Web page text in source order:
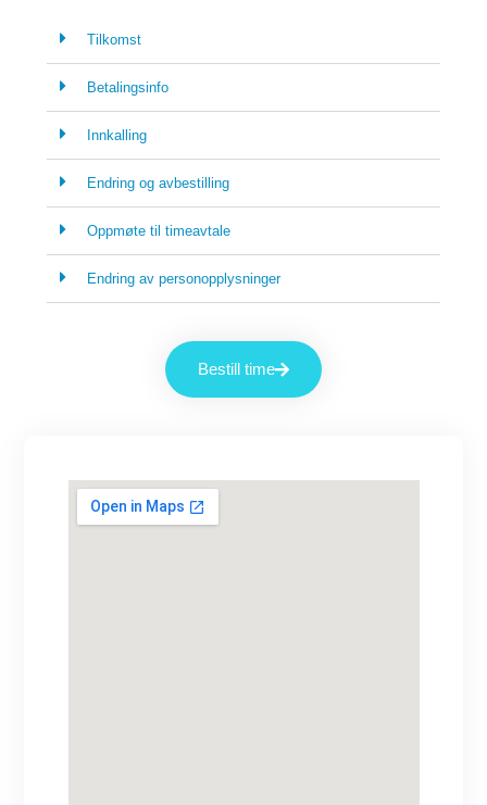
Tilkomst
Betalingsinfo
Innkalling
Endring og avbestilling
Oppmøte til timeavtale
Endring av personopplysninger
Bestill time